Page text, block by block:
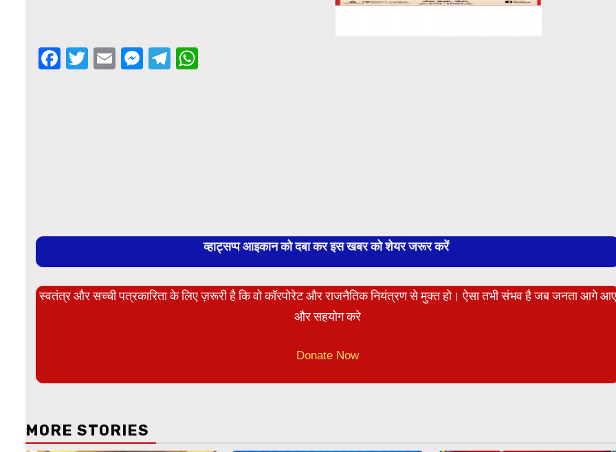
Facebook
Twitter
EmailMessenger
Telegram
व्हाट्सप्प आइकान को दबा कर इस खबर को शेयर जरूर करें
स्वतंत्र और सच्ची पत्रकारिता के लिए ज़रूरी है कि वो कॉरपोरेट और राजनैतिक नियंत्रण से मुक्त हो। ऐसा तभी संभव है जब जनता आगे आए
और सहयोग करे
Donate Now
MORE STORIES